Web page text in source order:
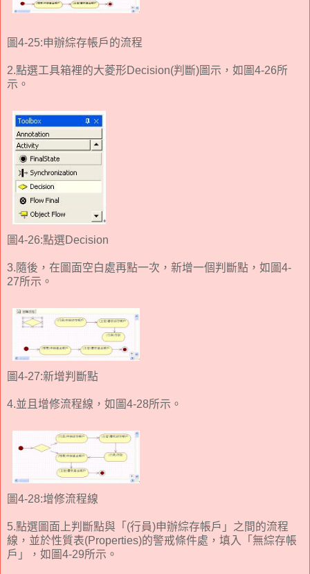
圖4-25:申辦綜存帳戶的流程
2.點選工具箱裡的大菱形Decision(判斷)圖示，如圖4-26所
示。
圖4-26:點選Decision
3.隨後，在圖面空白處再點一次，新增一個判斷點，如圖4-
27所示。
圖4-27:新增判斷點
4.並且增修流程線，如圖4-28所示。
圖4-28:增修流程線
5.點選圖面上判斷點與「(行員)申辦綜存帳戶」之間的流程
線，並於性質表(Properties)的警戒條件處，填入「無綜存帳
戶」，如圖4-29所示。